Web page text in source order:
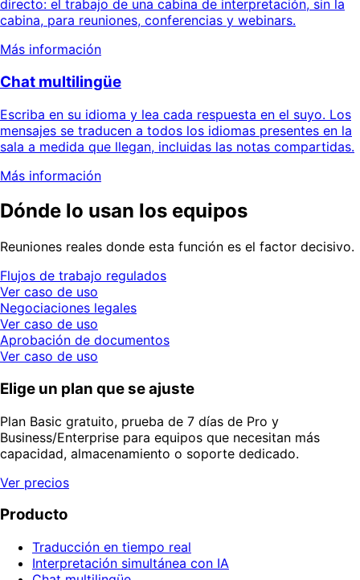
directo: el trabajo de una cabina de interpretación, sin la
cabina, para reuniones, conferencias y webinars.
Más información
Chat multilingüe
Escriba en su idioma y lea cada respuesta en el suyo. Los
mensajes se traducen a todos los idiomas presentes en la
sala a medida que llegan, incluidas las notas compartidas.
Más información
Dónde lo usan los equipos
Reuniones reales donde esta función es el factor decisivo.
Flujos de trabajo regulados
Ver caso de uso
Negociaciones legales
Ver caso de uso
Aprobación de documentos
Ver caso de uso
Elige un plan que se ajuste
Plan Basic gratuito, prueba de 7 días de Pro y
Business/Enterprise para equipos que necesitan más
capacidad, almacenamiento o soporte dedicado.
Ver precios
Producto
Traducción en tiempo real
Interpretación simultánea con IA